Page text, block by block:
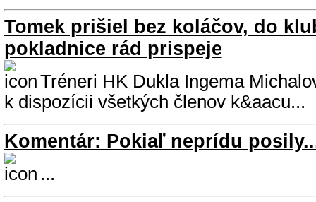
Tomek prišiel bez koláčov, do
pokladnice rád prispeje
Tréneri HK Dukla Ingema
k dispozícii všetkých členov k&aacu...
Komentár: Pokiaľ neprídu
...